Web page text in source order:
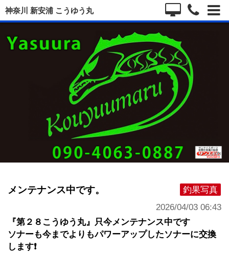
神奈川 新安浦 こうゆう丸
釣果写真
メンテナンス中です。
2026/04/03 06:43
『第２８こうゆう丸』只今メンテナンス中です
ソナーも今までよりもパワーアップしたソナーに交換
します❗️